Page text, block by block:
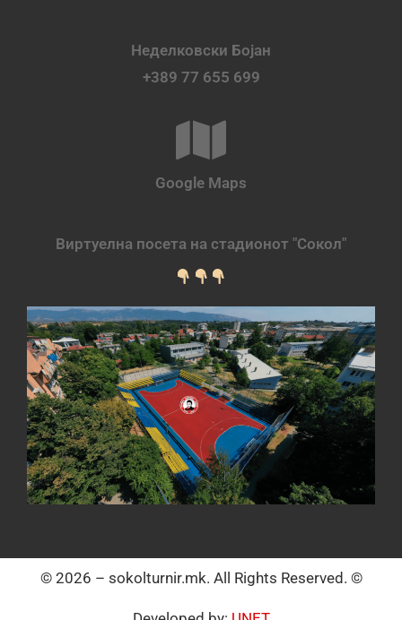
Неделковски Бојан
+389 77 655 699
Google Maps
Виртуелна посета на стадионот "Сокол"
© 2026 – sokolturnir.mk. All Rights Reserved. ©